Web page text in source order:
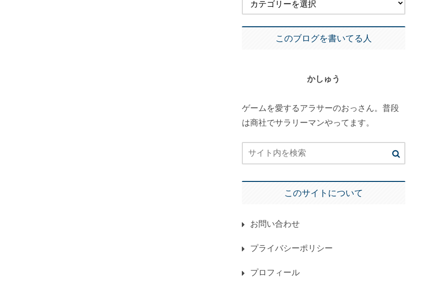
このブログを書いてる人
かしゅう
ゲームを愛するアラサーのおっさん。普段
は商社でサラリーマンやってます。
このサイトについて
お問い合わせ
プライバシーポリシー
プロフィール